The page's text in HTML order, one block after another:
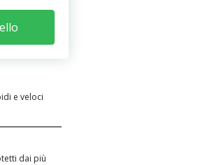
e veloci
dai più